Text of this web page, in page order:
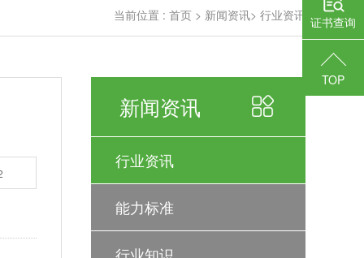
当前位置 : 首页 > 新闻资讯> 行业资讯
新闻资讯
行业资讯
能力标准
证书查询
TOP